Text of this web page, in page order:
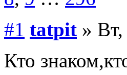
#1 tatpit »
Кто